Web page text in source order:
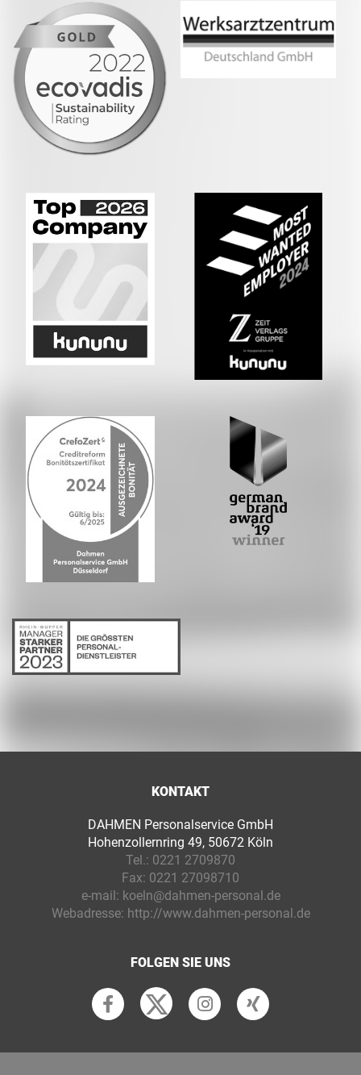
KONTAKT
DAHMEN Personalservice GmbH
Hohenzollernring 49, 50672 Köln
Tel.: 0221 2709870
Fax: 0221 27098710
e-mail: koeln@dahmen-personal.de
Webadresse: http://www.dahmen-personal.de
FOLGEN SIE UNS